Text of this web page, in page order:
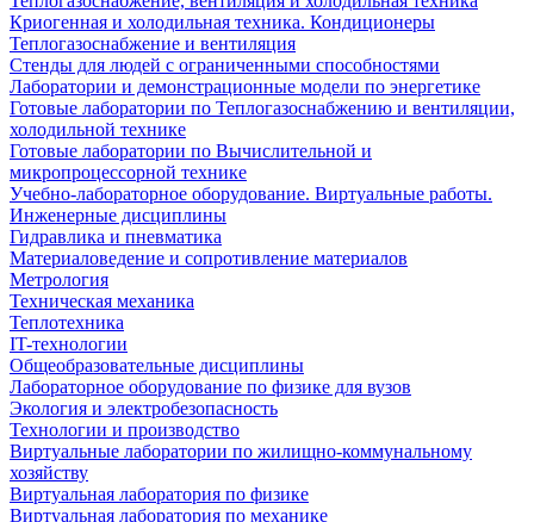
Криогенная и холодильная техника. Кондиционеры
Теплогазоснабжение и вентиляция
Стенды для людей с ограниченными способностями
Лаборатории и демонстрационные модели по энергетике
Готовые лаборатории по Теплогазоснабжению и вентиляции,
холодильной технике
Готовые лаборатории по Вычислительной и
микропроцессорной технике
Учебно-лабораторное оборудование. Виртуальные работы.
Инженерные дисциплины
Гидравлика и пневматика
Материаловедение и сопротивление материалов
Метрология
Техническая механика
Теплотехника
IT-технологии
Общеобразовательные дисциплины
Лабораторное оборудование по физике для вузов
Экология и электробезопасность
Технологии и производство
Виртуальные лаборатории по жилищно-коммунальному
хозяйству
Виртуальная лаборатория по физике
Виртуальная лаборатория по механике